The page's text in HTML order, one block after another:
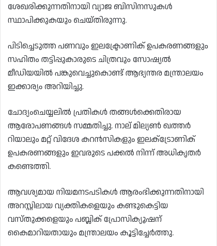
ശേഖരിക്കുന്നതിനായി വ്യാജ ബിസിനസുകൾ
സ്ഥാപിക്കുകയും ചെയ്തിരുന്നു.
പിടിച്ചെടുത്ത പണവും ഇലക്ട്രോണിക് ഉപകരണങ്ങളും
സഹിതം തട്ടിപ്പുകാരുടെ ചിത്രവും സോഷ്യൽ
മീഡിയയിൽ പങ്കുവെച്ചുകൊണ്ട് ആഭ്യന്തര മന്ത്രാലയം
ഇക്കാര്യം അറിയിച്ചു.
ചോദ്യംചെയ്യലിൽ പ്രതികൾ തങ്ങൾക്കെതിരായ
ആരോപണങ്ങൾ സമ്മതിച്ചു. നാല് മില്യൺ ഖത്തർ
റിയാലും മറ്റ് വിദേശ കറൻസികളും ഇലക്‌ട്രോണിക്
ഉപകരണങ്ങളും ഇവരുടെ പക്കൽ നിന്ന് അധികൃതർ
കണ്ടെത്തി.
ആവശ്യമായ നിയമനടപടികൾ ആരംഭിക്കുന്നതിനായി
അറസ്റ്റിലായ വ്യക്തികളെയും കണ്ടുകെട്ടിയ
വസ്തുക്കളെയും പബ്ലിക് പ്രോസിക്യൂഷന്
കൈമാറിയതായും മന്ത്രാലയം കൂട്ടിച്ചേർത്തു.